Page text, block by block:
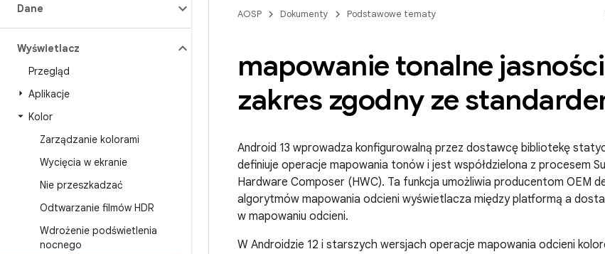
Dane
Wyświetlacz
Przegląd
Aplikacje
Kolor
Zarządzanie kolorami
Wycięcia w ekranie
Nie przeszkadzać
Odtwarzanie filmów HDR
Wdrożenie podświetlenia
nocnego
AOSP Dokumenty Podstawowe tematy
mapowanie tonalne
zakres zgodny ze
Android 13 wprowadza konfigurowalną przez dostawcę bibliotekę
definiuje operacje mapowania tonów i jest współdzielona z procesem
Hardware Composer (HWC). Ta funkcja umożliwia producentom OEM
algorytmów mapowania odcieni wyświetlacza między platformą a
w mapowaniu odcieni.
W Androidzie 12 i starszych wersjach operacje mapowania odcieni